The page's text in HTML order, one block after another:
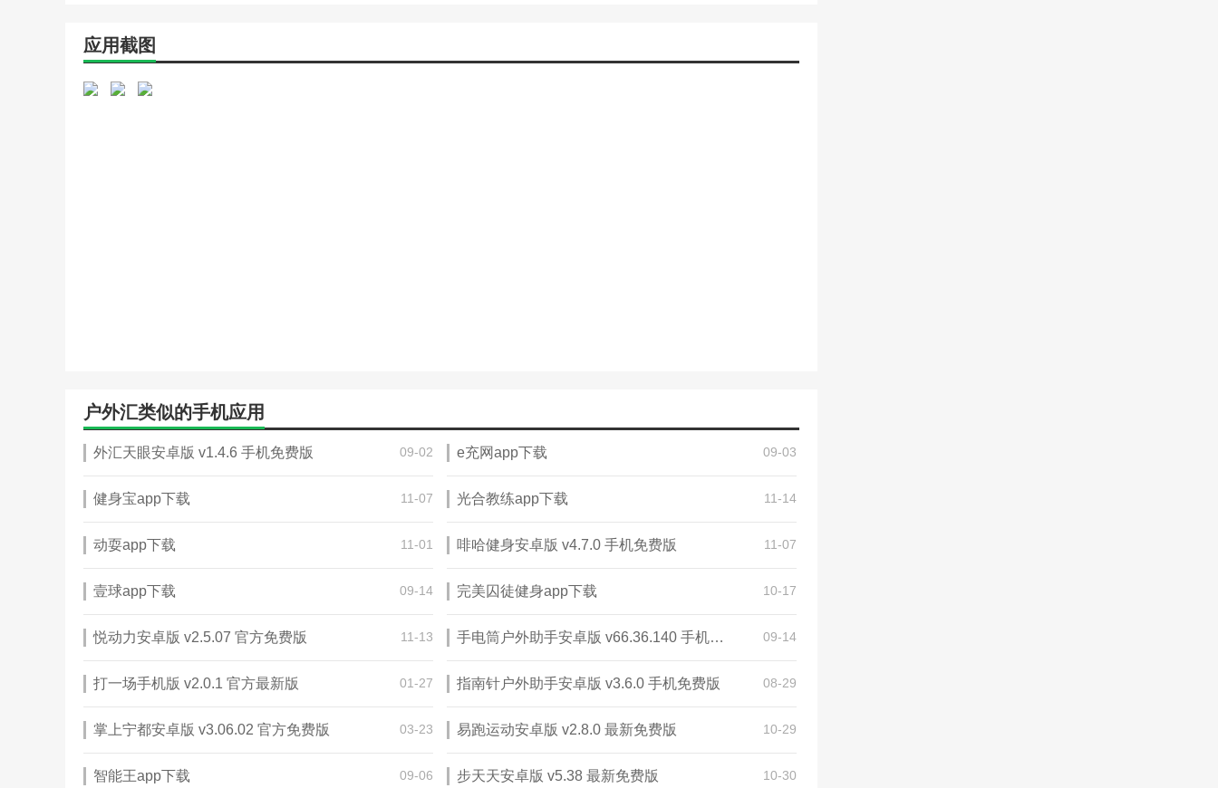
应用截图
户外汇类似的手机应用
外汇天眼安卓版 v1.4.6 手机免费版 09-02 e充网app下载 09-03
健身宝app下载 11-07 光合教练app下载 11-14
动耍app下载 11-01 啡哈健身安卓版 v4.7.0 手机免费版 11-07
壹球app下载 09-14 完美囚徒健身app下载 10-17
悦动力安卓版 v2.5.07 官方免费版 11-13 手电筒户外助手安卓版 v66.36.140 手机免费版 09-14
打一场手机版 v2.0.1 官方最新版 01-27 指南针户外助手安卓版 v3.6.0 手机免费版 08-29
掌上宁都安卓版 v3.06.02 官方免费版 03-23 易跑运动安卓版 v2.8.0 最新免费版 10-29
智能王app下载 09-06 步天天安卓版 v5.38 最新免费版 10-30